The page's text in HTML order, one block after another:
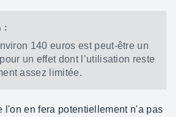
:
140 euros est peut-être un
un effet dont l’uti­li­sa­tion reste
assez limi­tée.
l'on en fera potentiellement n'a pas